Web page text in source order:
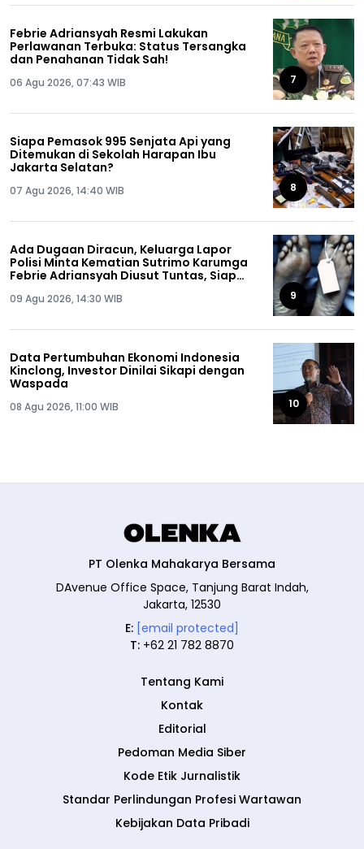
Febrie Adriansyah Resmi Lakukan
Perlawanan Terbuka: Status Tersangka
dan Penahanan Tidak Sah!
06 Agu 2026, 07:43 WIB 7
Siapa Pemasok 995 Senjata Api yang
Ditemukan di Sekolah Harapan Ibu
Jakarta Selatan?
07 Agu 2026, 14:40 WIB 8
Ada Dugaan Diracun, Keluarga Lapor
Polisi Minta Kematian Sutrimo Karumga
Febrie Adriansyah Diusut Tuntas, Siap
09 Agu 2026, 14:30 WIB 9
Data Pertumbuhan Ekonomi Indonesia
Kinclong, Investor Dinilai Sikapi dengan
Waspada
08 Agu 2026, 11:00 WIB 10
PT Olenka Mahakarya Bersama
DAvenue Office Space, Tanjung Barat Indah,
Jakarta, 12530
E: [email protected]
T: +62 21 782 8870
Tentang Kami
Kontak
Editorial
Pedoman Media Siber
Kode Etik Jurnalistik
Standar Perlindungan Profesi Wartawan
Kebijakan Data Pribadi